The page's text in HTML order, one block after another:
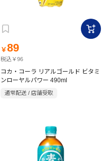
￥89
税込￥96
コカ・コーラ リアルゴールド ビタミ
ンローヤルパワー 490ml
通常配送 / 店舗受取